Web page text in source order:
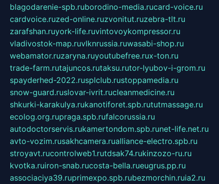
blagodarenie-spb.ruborodino-media.rucard-voice.ru
cardvoice.ruzed-online.ruzvonitut.ruzebra-tlt.ru
zarafshan.ruyork-life.ruvintovoykompressor.ru
vladivostok-map.ruvlknrussia.ruwasabi-shop.ru
webamator.ruzaryna.ruyoutubefree.rux-ton.ru
trade-farm.rutajuncos.rutaksu.rutor-lyubov-i-grom.ru
spayderhed-2022.rusplclub.rustoppamedia.ru
snow-guard.ruslovar-ivrit.rucleanmedicine.ru
shkurki-karakulya.rukanotiforet.spb.rututmassage.ru
ecolog.org.rupraga.spb.rufalcorussia.ru
autodoctorservis.rukamertondom.spb.runet-life.net.ru
avto-vozim.rusakhcamera.rualliance-electro.spb.ru
stroyavt.rucontrolweb1.rutdsak74.rukinzozo-ru.ru
kvotka.ruiron-snab.rucosta-bella.rueugrus.pp.ru
associaciya39.ruprimexpo.spb.rubezmorchin.ruia2.ru